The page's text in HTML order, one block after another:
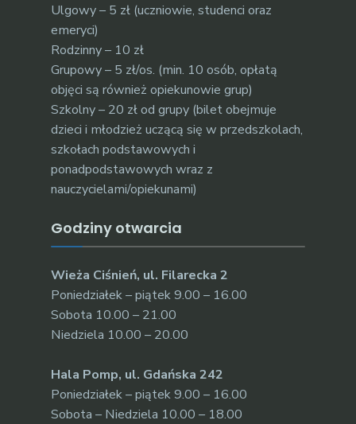
Ulgowy – 5 zł (uczniowie, studenci oraz
emeryci)
Rodzinny – 10 zł
Grupowy – 5 zł/os. (min. 10 osób, opłatą
objęci są również opiekunowie grup)
Szkolny – 20 zł od grupy (bilet obejmuje
dzieci i młodzież uczącą się w przedszkolach,
szkołach podstawowych i
ponadpodstawowych wraz z
nauczycielami/opiekunami)
Godziny otwarcia
Wieża Ciśnień, ul. Filarecka 2
Poniedziałek – piątek 9.00 – 16.00
Sobota 10.00 – 21.00
Niedziela 10.00 – 20.00
Hala Pomp, ul. Gdańska 242
Poniedziałek – piątek 9.00 – 16.00
Sobota – Niedziela 10.00 – 18.00